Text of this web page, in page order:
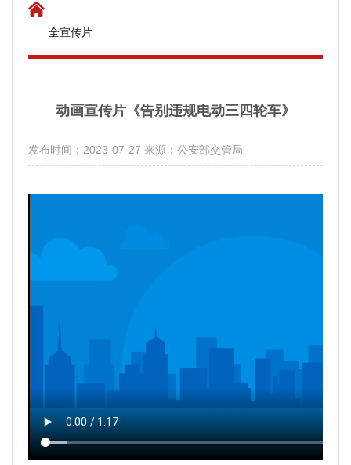
全宣传片
动画宣传片《告别违规电动三四轮车》
发布时间：2023-07-27 来源：公安部交管局